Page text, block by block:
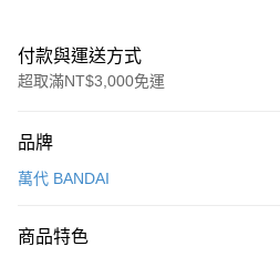
付款與運送方式
超取滿NT$3,000免運
信用卡一次付款
Apple Pay
品牌
萬代 BANDAI
商品特色